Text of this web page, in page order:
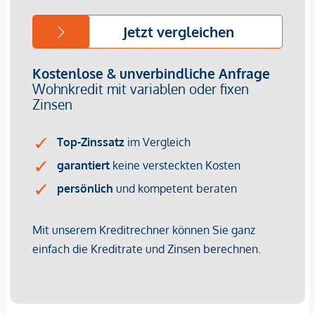
Immobilienunternehmen angeboten. Allfällige aus dem
Vertragsabschluss resultierende Rechte sind ausschließlich
gegenüber dem anbietenden Immobilienunternehmen
geltend zu machen. Wir weisen Sie darauf hin, dass die
gemachten Angaben und Informationen lediglich
unverbindliche Vorabinformationen sind und daher ohne